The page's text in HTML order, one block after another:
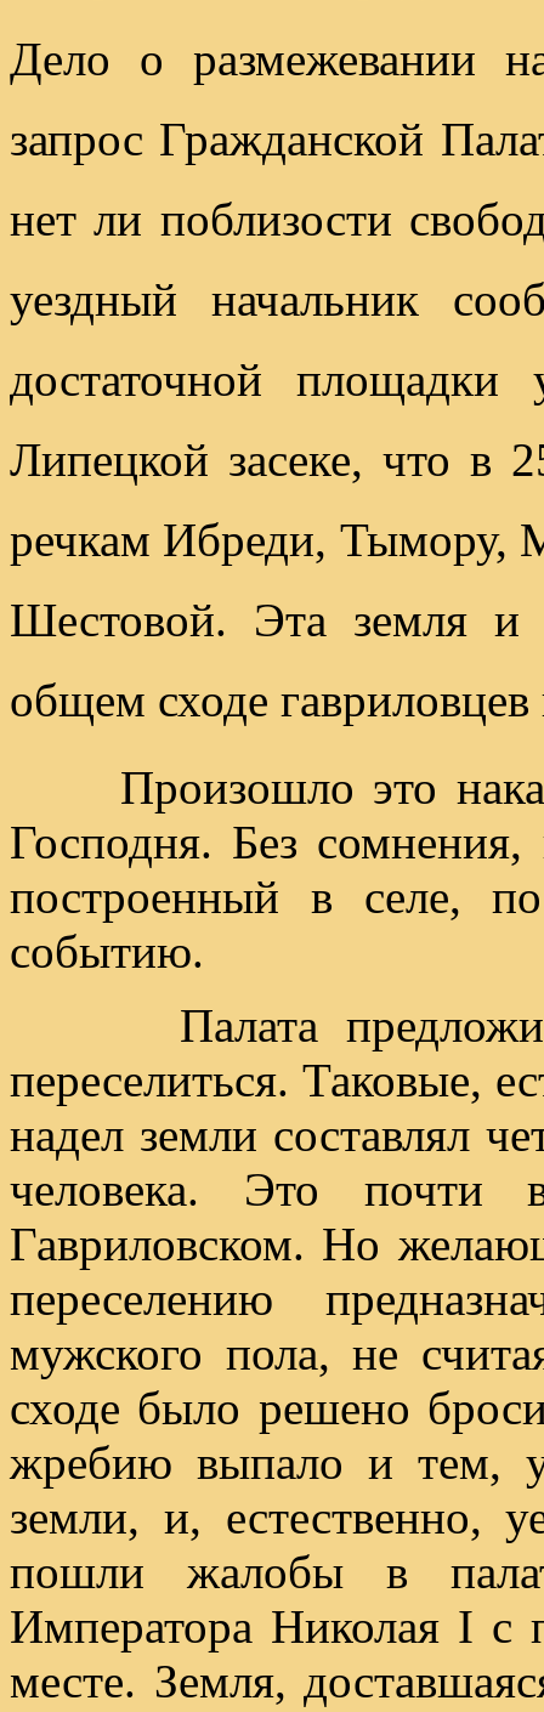
Дело о размежевании
запрос Гражданской
нет ли поблизости
уездный начальник
достаточной площадки
Липецкой засеке, что в
речкам Ибреди, Тымору,
Шестовой. Эта земля и
общем сходе
Произошло это
Господня. Без
построенный в селе,
событию.
Палата предложила
переселиться. Таковые,
надел земли составлял
человека. Это
Гавриловском. Но
переселению
мужского пола, не
сходе было решено
жребию выпало и тем,
земли, и, естественно,
пошли жалобы в
Императора Николая I с
месте. Земля,